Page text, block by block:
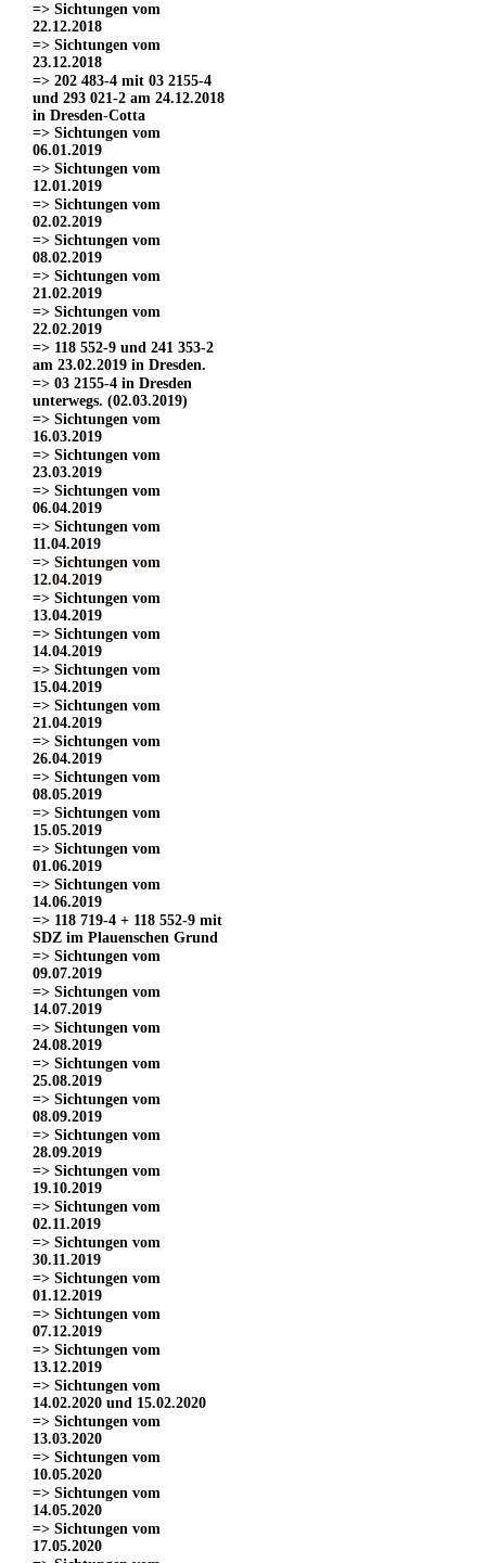
=> Sichtungen vom
22.12.2018
=> Sichtungen vom
23.12.2018
=> 202 483-4 mit 03 2155-4
und 293 021-2 am 24.12.2018
in Dresden-Cotta
=> Sichtungen vom
06.01.2019
=> Sichtungen vom
12.01.2019
=> Sichtungen vom
02.02.2019
=> Sichtungen vom
08.02.2019
=> Sichtungen vom
21.02.2019
=> Sichtungen vom
22.02.2019
=> 118 552-9 und 241 353-2
am 23.02.2019 in Dresden.
=> 03 2155-4 in Dresden
unterwegs. (02.03.2019)
=> Sichtungen vom
16.03.2019
=> Sichtungen vom
23.03.2019
=> Sichtungen vom
06.04.2019
=> Sichtungen vom
11.04.2019
=> Sichtungen vom
12.04.2019
=> Sichtungen vom
13.04.2019
=> Sichtungen vom
14.04.2019
=> Sichtungen vom
15.04.2019
=> Sichtungen vom
21.04.2019
=> Sichtungen vom
26.04.2019
=> Sichtungen vom
08.05.2019
=> Sichtungen vom
15.05.2019
=> Sichtungen vom
01.06.2019
=> Sichtungen vom
14.06.2019
=> 118 719-4 + 118 552-9 mit
SDZ im Plauenschen Grund
=> Sichtungen vom
09.07.2019
=> Sichtungen vom
14.07.2019
=> Sichtungen vom
24.08.2019
=> Sichtungen vom
25.08.2019
=> Sichtungen vom
08.09.2019
=> Sichtungen vom
28.09.2019
=> Sichtungen vom
19.10.2019
=> Sichtungen vom
02.11.2019
=> Sichtungen vom
30.11.2019
=> Sichtungen vom
01.12.2019
=> Sichtungen vom
07.12.2019
=> Sichtungen vom
13.12.2019
=> Sichtungen vom
14.02.2020 und 15.02.2020
=> Sichtungen vom
13.03.2020
=> Sichtungen vom
10.05.2020
=> Sichtungen vom
14.05.2020
=> Sichtungen vom
17.05.2020